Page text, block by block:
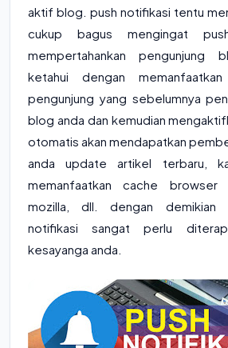
aktif blog. push notifikasi tentu
cukup bagus mengingat
mempertahankan pengunjung
ketahui dengan
pengunjung yang sebelumnya
blog anda dan kemudian
otomatis akan mendapatkan
anda update artikel terbaru,
memanfaatkan cache browser
mozilla, dll. dengan demikian
notifikasi sangat perlu
kesayanga anda.